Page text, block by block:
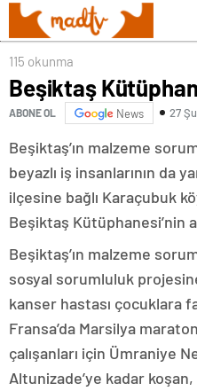
115 okunma
Beşiktaş
ABONE OL News 27
Beşiktaş’ın malzeme
beyazlı iş insanlarının da
ilçesine bağlı Karaçubuk
Beşiktaş Kütüphanesi’nin
Beşiktaş’ın malzeme
sosyal sorumluluk
kanser hastası çocuklara
Fransa’da Marsilya
çalışanları için Ümraniye
Altunizade’ye kadar koşan,